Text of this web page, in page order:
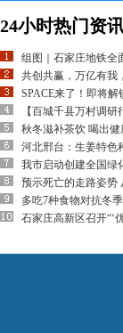
24小时热门资
组图｜石家庄地铁全
共创共赢，万亿有我
SPACE来了！即将解
【百城千县万村调
秋冬滋补茶饮 喝出
河北邢台：生姜特色
我市启动创建全国绿
预示死亡的走路姿势
多吃7种食物对抗冬
石家庄高新区召开“‘